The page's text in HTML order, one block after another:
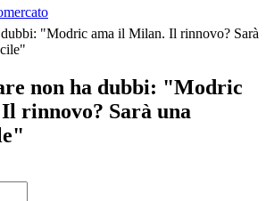
dubbi: "Modric ama il Milan. Il rinnovo? Sarà
non ha dubbi: "Modric
rinnovo? Sarà una